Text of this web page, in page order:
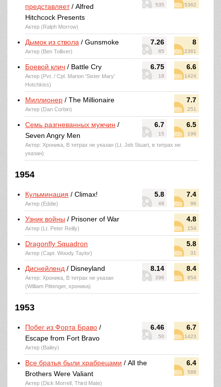
535 5362
представляет/ Alfred
Hitchcock Presents
Актер (Ralph Morrow)
7.26
85
8
2381
Дымок из ствола / Gunsmoke
Актер (Ben Tolliver)
6.75
18
6.6
1424
Боевой клич / Battle Cry
Актер (Pvt. / Cpl. Marion 'Sister Mary'
Hotchkiss)
7.7
251
Миллионер / The Millionaire
Актер (Dan Corbin)
6.7
15
6.5
196
Семь разгневанных мужчин /
Seven Angry Men
Актер: Хроника, В титрах не указан (Lt. Jeb Stuart, в титрах не
указан)
1954
5.8
49
7.4
96
Кульминация / Climax!
Актер (Eddie)
4.8
154
Узник войны / Prisoner of War
Актер (Lt. Peter Reilly)
5.8
31
Dragonfly Squadron
Актер (Capt. Woody Taylor)
8.14
296
8.4
854
Диснейленд / Disneyland
Актер: Хроника, В титрах не указан
(William Pittenger, хроника)
1953
6.46
50
6.7
1423
Побег из Форта Браво /
Escape from Fort Bravo
Актер (Bailey)
6.4
588
Все братья были храбрецами / All the
Brothers Were Valiant
Актер (Dick Morrell, Third Mate)